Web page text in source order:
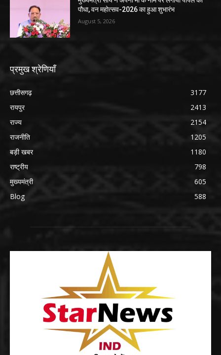
पौधा, वन महोत्सव-2026 का हुआ शुभारंभ
August 5, 2026
प्रमुख श्रेणियाँ
छत्तीसगढ़
3177
रायपुर
2413
राज्य
2154
राजनीति
1205
बड़ी खबर
1180
राष्ट्रीय
798
मुख्यमंत्री
605
Blog
588